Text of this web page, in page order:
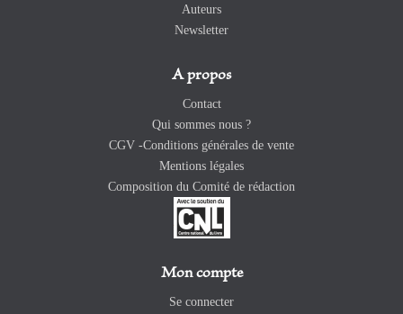
Auteurs
Newsletter
A propos
Contact
Qui sommes nous ?
CGV -Conditions générales de vente
Mentions légales
Composition du Comité de rédaction
Mon compte
Se connecter